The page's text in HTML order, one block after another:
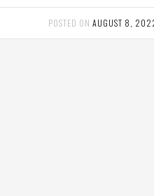
POSTED ON AUGUST 8,